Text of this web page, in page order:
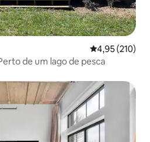
4,95 de uma
4,95 (210)
de um lago de pesca